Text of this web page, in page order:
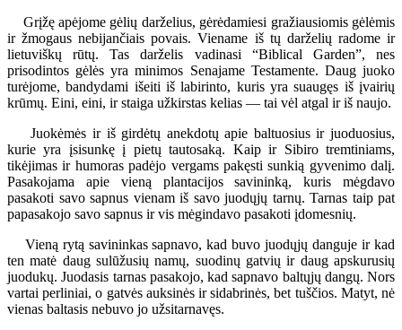
Grįžę apėjome gėlių darželius, gėrėdamiesi gražiausiomis gėlėmis
ir žmogaus nebijančiais povais. Viename iš tų darželių radome ir
lietuviškų rūtų. Tas darželis vadinasi “Biblical Garden”, nes
prisodintos gėlės yra minimos Senajame Testamente. Daug juoko
turėjome, bandydami išeiti iš labirinto, kuris yra suaugęs iš įvairių
krūmų. Eini, eini, ir staiga užkirstas kelias — tai vėl atgal ir iš naujo.
Juokėmės ir iš girdėtų anekdotų apie baltuosius ir juoduosius,
kurie yra įsisunkę į pietų tautosaką. Kaip ir Sibiro tremtiniams,
tikėjimas ir humoras padėjo vergams pakęsti sunkią gyvenimo dalį.
Pasakojama apie vieną plantacijos savininką, kuris mėgdavo
pasakoti savo sapnus vienam iš savo juodųjų tarnų. Tarnas taip pat
papasakojo savo sapnus ir vis mėgindavo pasakoti įdomesnių.
Vieną rytą savininkas sapnavo, kad buvo juodųjų danguje ir kad
ten matė daug sulūžusių namų, suodinų gatvių ir daug apskurusių
juodukų. Juodasis tarnas pasakojo, kad sapnavo baltųjų dangų. Nors
vartai perliniai, o gatvės auksinės ir sidabrinės, bet tuščios. Matyt, nė
vienas baltasis nebuvo jo užsitarnavęs.